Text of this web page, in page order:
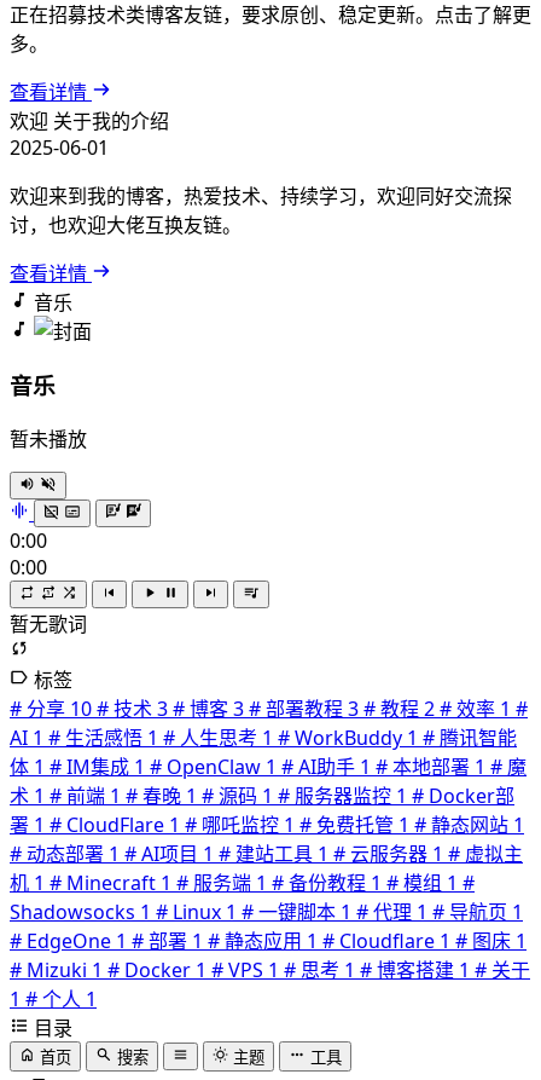
正在招募技术类博客友链，要求原创、稳定更新。点击了解更
多。
查看详情
欢迎 关于我的介绍
2025-06-01
欢迎来到我的博客，热爱技术、持续学习，欢迎同好交流探
讨，也欢迎大佬互换友链。
查看详情
音乐
音乐
暂未播放
0:00
0:00
暂无歌词
标签
# 分享 10# 技术3# 博客3# 部署教程 3# 教程 2# 效率 1 #
AI 1 # 生活感悟 1 # 人生思考 1 # WorkBuddy 1 # 腾讯智能
体 1 # IM集成 1 # OpenClaw 1 # AI助手 1 # 本地部署 1 # 魔
术 1 # 前端 1 # 春晚 1 # 源码 1 # 服务器监控 1 # Docker部
署 1 # CloudFlare 1 # 哪吒监控 1 # 免费托管 1 # 静态网站 1
# 动态部署 1 # AI项目 1 # 建站工具 1 # 云服务器 1 # 虚拟主
机 1 # Minecraft 1 # 服务端 1 # 备份教程 1 # 模组 1 #
Shadowsocks 1 # Linux 1 # 一键脚本 1 # 代理 1 # 导航页 1
# EdgeOne 1 # 部署 1 # 静态应用 1 # Cloudflare 1 # 图床 1
# Mizuki 1 # Docker 1 # VPS 1 # 思考 1 # 博客搭建 1 # 关于
1 # 个人 1
目录
首页 搜索 主题 工具